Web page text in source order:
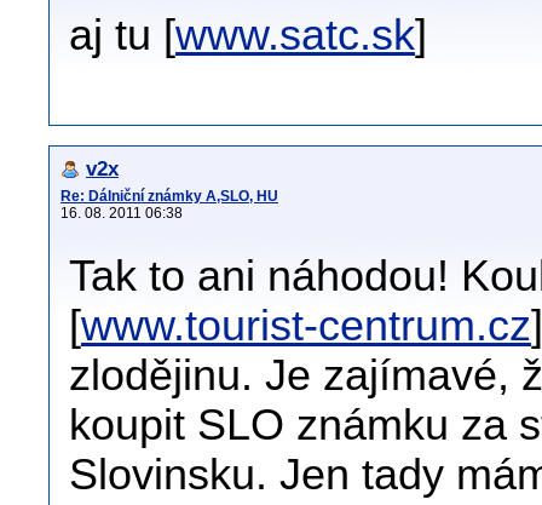
aj tu [www.satc.sk]
v2x
Re: Dálniční známky A,SLO, HU
16. 08. 2011 06:38
Tak to ani náhodou!
[www.tourist-centrum.cz
zlodějinu. Je zajímavé,
koupit SLO známku za
Slovinsku. Jen tady